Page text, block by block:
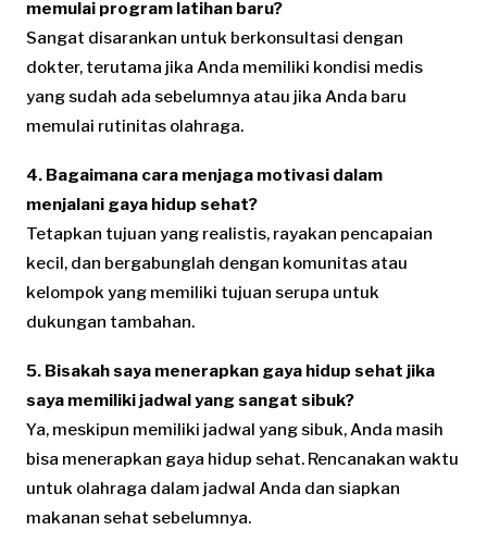
memulai program latihan baru?
Sangat disarankan untuk berkonsultasi dengan
dokter, terutama jika Anda memiliki kondisi medis
yang sudah ada sebelumnya atau jika Anda baru
memulai rutinitas olahraga.
4. Bagaimana cara menjaga motivasi dalam
menjalani gaya hidup sehat?
Tetapkan tujuan yang realistis, rayakan pencapaian
kecil, dan bergabunglah dengan komunitas atau
kelompok yang memiliki tujuan serupa untuk
dukungan tambahan.
5. Bisakah saya menerapkan gaya hidup sehat jika
saya memiliki jadwal yang sangat sibuk?
Ya, meskipun memiliki jadwal yang sibuk, Anda masih
bisa menerapkan gaya hidup sehat. Rencanakan waktu
untuk olahraga dalam jadwal Anda dan siapkan
makanan sehat sebelumnya.